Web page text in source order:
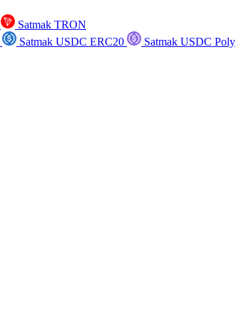
Satmak TRON
Satmak USDC ERC20
Satmak USDC